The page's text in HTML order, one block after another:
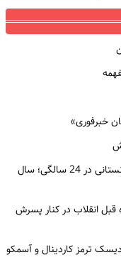
خبرفوری»
سفر به گذشته؛ گوگوش با تیپ و استایل افغانستانی در 24 سالگی؛ سال
انقلاب در کنار پسرش
ترمز کاردینال و آسمکو